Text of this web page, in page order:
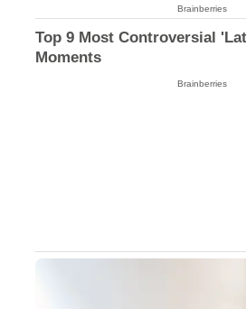
Brainberries
Top 9 Most Controversial
Moments
Brainberries